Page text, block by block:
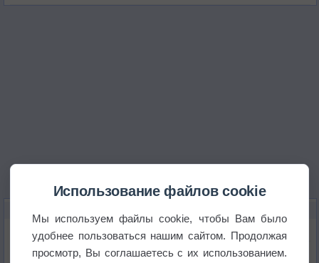
Температура
Давление
Использование файлов cookie
Мы используем файлы cookie, чтобы Вам было
удобнее пользоваться нашим сайтом. Продолжая
просмотр, Вы соглашаетесь с их использованием.